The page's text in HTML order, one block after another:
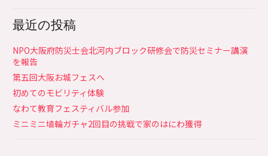
最近の投稿
NPO大阪府防災士会北河内ブロック研修会で防災セミナー講演
を報告
第五回大阪お城フェスへ
初めてのモビリティ体験
なわて教育フェスティバル参加
ミニミニ埴輪ガチャ2回目の挑戦で家のはにわ獲得